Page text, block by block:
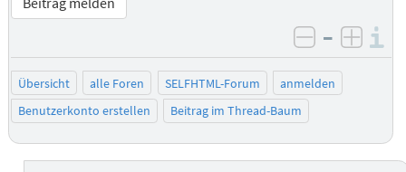
negativ
–
Übersicht alle Foren SELFHTML-Forum
anmelden
Benutzerkonto erstellen
Beitrag im Thread-Baum